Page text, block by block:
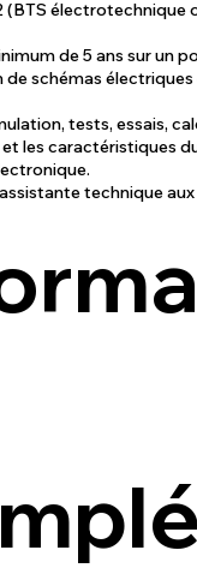
(BTS électrotechnique
de 5 ans sur un
schémas électriques
tests, essais,
les caractéristiques
technique aux